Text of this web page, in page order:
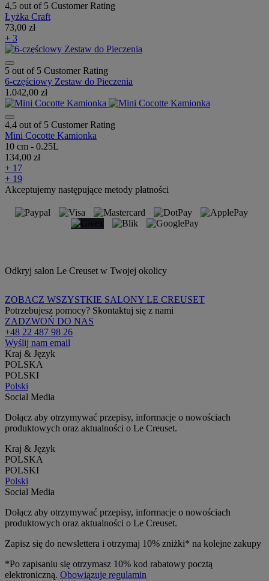
4,5 out of 5 Customer Rating
Łyżka Craft
73,00 zł
+ 3
5 out of 5 Customer Rating
6-częściowy Zestaw do Pieczenia
1.042,00 zł
4,4 out of 5 Customer Rating
Mini Cocotte Kamionka
10 cm - 0.25L
134,00 zł
+ 17
+ 19
Akceptujemy następujące metody płatności
Odkryj salon Le Creuset w Twojej okolicy
ZOBACZ WSZYSTKIE SALONY LE CREUSET
Potrzebujesz pomocy? Skontaktuj się z nami
ZADZWOŃ DO NAS
+48 22 487 98 26
Wyślij nam email
Kraj & Język
POLSKA
POLSKI
Polski
Social Media
Dołącz aby otrzymywać przepisy, informacje o nowościach
produktowych oraz aktualności o Le Creuset.
Kraj & Język
POLSKA
POLSKI
Polski
Social Media
Dołącz aby otrzymywać przepisy, informacje o nowościach
produktowych oraz aktualności o Le Creuset.
Zapisz się do newslettera i otrzymaj 10% zniżki* na kolejne zakupy
*Po zapisaniu się otrzymasz 10% kod rabatowy pocztą
elektroniczną. Obowiązuje regulamin